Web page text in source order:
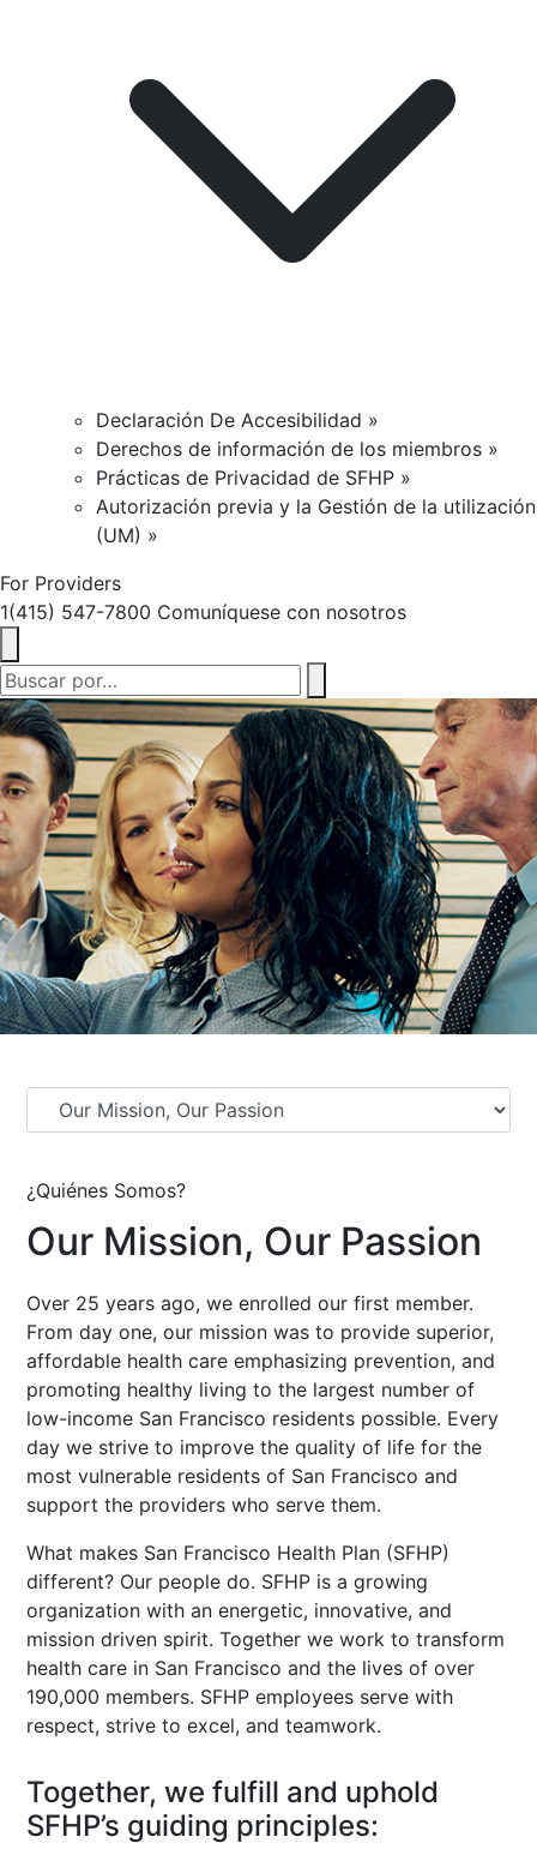
Declaración De Accesibilidad »
Derechos de información de los miembros »
Prácticas de Privacidad de SFHP »
Autorización previa y la Gestión de la utilización
(UM) »
For Providers
1(415) 547-7800 Comuníquese con nosotros
¿Quiénes Somos?
Our Mission, Our Passion
Over 25 years ago, we enrolled our first member.
From day one, our mission was to provide superior,
affordable health care emphasizing prevention, and
promoting healthy living to the largest number of
low-income San Francisco residents possible. Every
day we strive to improve the quality of life for the
most vulnerable residents of San Francisco and
support the providers who serve them.
What makes San Francisco Health Plan (SFHP)
different? Our people do. SFHP is a growing
organization with an energetic, innovative, and
mission driven spirit. Together we work to transform
health care in San Francisco and the lives of over
190,000 members. SFHP employees serve with
respect, strive to excel, and teamwork.
Together, we fulfill and uphold
SFHP’s guiding principles: